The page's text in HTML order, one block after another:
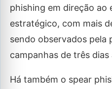
phishing em direção ao
estratégico, com mais
sendo observados pela
campanhas de três
Há também o spear